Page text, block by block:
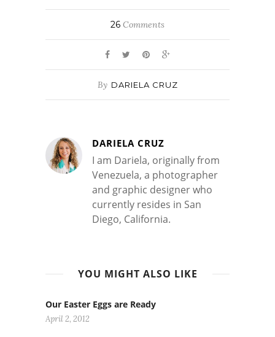
26 Comments
By DARIELA CRUZ
DARIELA CRUZ
I am Dariela, originally from
Venezuela, a photographer
and graphic designer who
currently resides in San
Diego, California.
YOU MIGHT ALSO LIKE
Our Easter Eggs are Ready
April 2, 2012